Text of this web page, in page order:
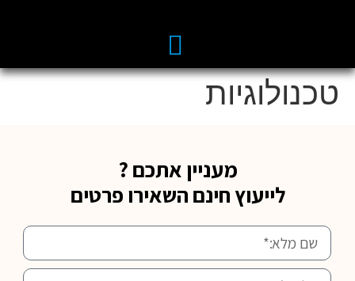
טכנולוגיות
מעניין אתכם ?
לייעוץ חינם השאירו פרטים